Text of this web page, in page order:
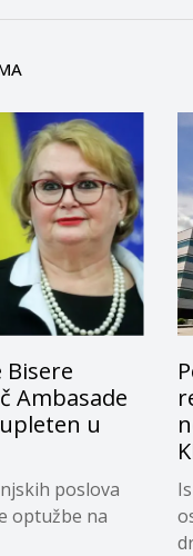
Ambasade
u
poslova
optužbe na